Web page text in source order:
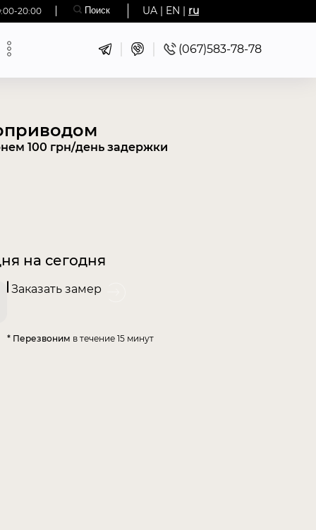
20:00 UA | EN | ru
(067)583-78-78
100 грн/день задержки
на сегодня
Заказать замер
* Перезвоним в течение 15 минут